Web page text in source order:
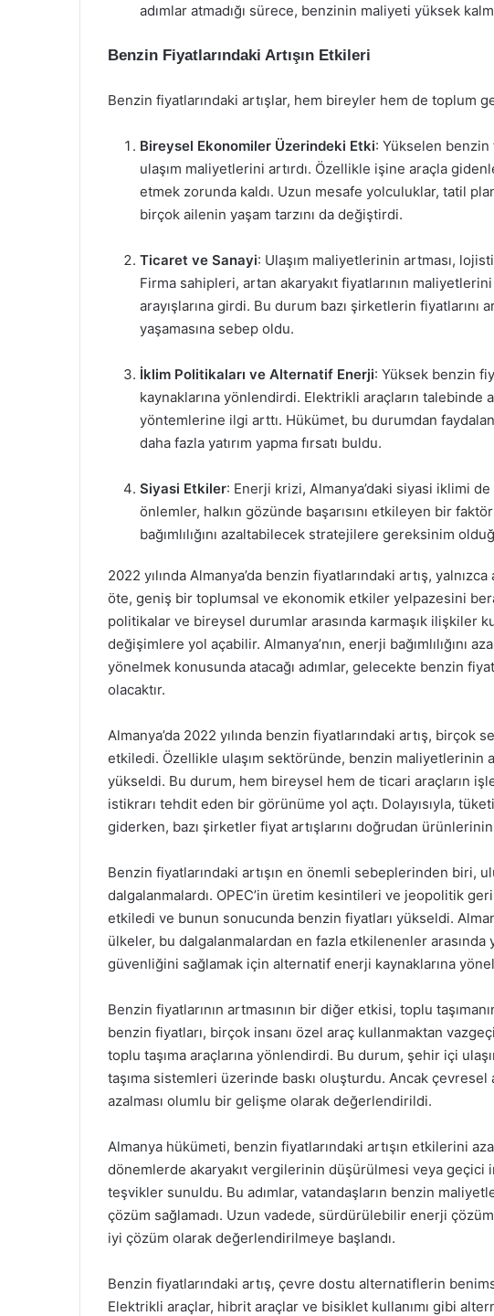
adımlar atmadığı sürece, benzinin maliyeti yüksek
Benzin Fiyatlarındaki Artışın Etkileri
Benzin fiyatlarındaki artışlar, hem bireyler hem de toplum
Bireysel Ekonomiler Üzerindeki Etki: Yükselen
ulaşım maliyetlerini artırdı. Özellikle işine araçla
etmek zorunda kaldı. Uzun mesafe yolculuklar, tatil
birçok ailenin yaşam tarzını da değiştirdi.
Ticaret ve Sanayi: Ulaşım maliyetlerinin artması,
Firma sahipleri, artan akaryakıt fiyatlarının
arayışlarına girdi. Bu durum bazı şirketlerin fiyatlarını
yaşamasına sebep oldu.
İklim Politikaları ve Alternatif Enerji: Yüksek benzin
kaynaklarına yönlendirdi. Elektrikli araçların talebinde
yöntemlerine ilgi arttı. Hükümet, bu durumdan
daha fazla yatırım yapma fırsatı buldu.
Siyasi Etkiler: Enerji krizi, Almanya’daki siyasi iklimi
önlemler, halkın gözünde başarısını etkileyen bir
bağımlılığını azaltabilecek stratejilere gereksinim
2022 yılında Almanya’da benzin fiyatlarındaki artış,
öte, geniş bir toplumsal ve ekonomik etkiler yelpazesini
politikalar ve bireysel durumlar arasında karmaşık ilişkiler
değişimlere yol açabilir. Almanya’nın, enerji bağımlılığını
yönelmek konusunda atacağı adımlar, gelecekte benzin
olacaktır.
Almanya’da 2022 yılında benzin fiyatlarındaki artış, birçok
etkiledi. Özellikle ulaşım sektöründe, benzin maliyetlerinin
yükseldi. Bu durum, hem bireysel hem de ticari araçların
istikrarı tehdit eden bir görünüme yol açtı. Dolayısıyla,
giderken, bazı şirketler fiyat artışlarını doğrudan ürünlerinin
Benzin fiyatlarındaki artışın en önemli sebeplerinden biri,
dalgalanmalardı. OPEC’in üretim kesintileri ve jeopolitik
etkiledi ve bunun sonucunda benzin fiyatları yükseldi.
ülkeler, bu dalgalanmalardan en fazla etkilenenler
güvenliğini sağlamak için alternatif enerji kaynaklarına
Benzin fiyatlarının artmasının bir diğer etkisi, toplu
benzin fiyatları, birçok insanı özel araç kullanmaktan
toplu taşıma araçlarına yönlendirdi. Bu durum, şehir içi
taşıma sistemleri üzerinde baskı oluşturdu. Ancak çevresel
azalması olumlu bir gelişme olarak değerlendirildi.
Almanya hükümeti, benzin fiyatlarındaki artışın etkilerini
dönemlerde akaryakıt vergilerinin düşürülmesi veya geçici
teşvikler sunuldu. Bu adımlar, vatandaşların benzin
çözüm sağlamadı. Uzun vadede, sürdürülebilir enerji
iyi çözüm olarak değerlendirilmeye başlandı.
Benzin fiyatlarındaki artış, çevre dostu alternatiflerin
Elektrikli araçlar, hibrit araçlar ve bisiklet kullanımı gibi